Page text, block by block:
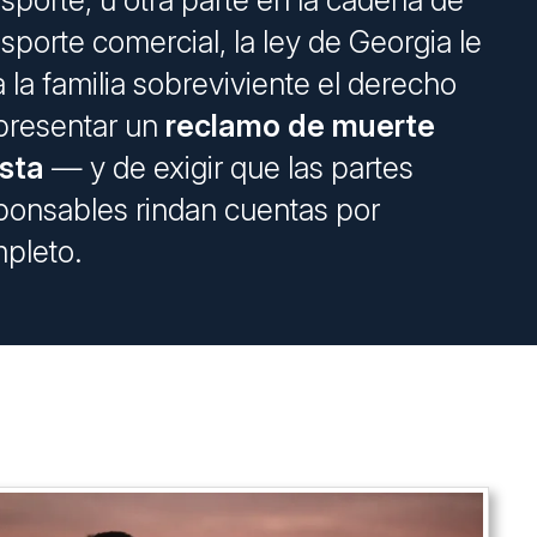
comercial, la ley de Georgia le
la familia sobreviviente el derecho
un reclamo de muerte
— y de exigir que las partes
rindan cuentas por